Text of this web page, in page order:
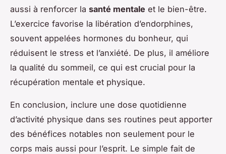
aussi à renforcer la santé mentale et le bien-être.
L’exercice favorise la libération d’endorphines,
souvent appelées hormones du bonheur, qui
réduisent le stress et l’anxiété. De plus, il améliore
la qualité du sommeil, ce qui est crucial pour la
récupération mentale et physique.
En conclusion, inclure une dose quotidienne
d’activité physique dans ses routines peut apporter
des bénéfices notables non seulement pour le
corps mais aussi pour l’esprit. Le simple fait de